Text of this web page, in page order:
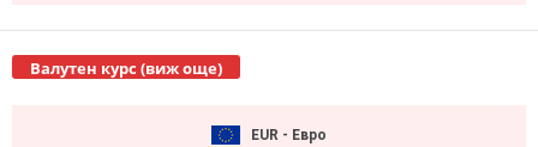
Валутен курс (виж още)
EUR - Евро